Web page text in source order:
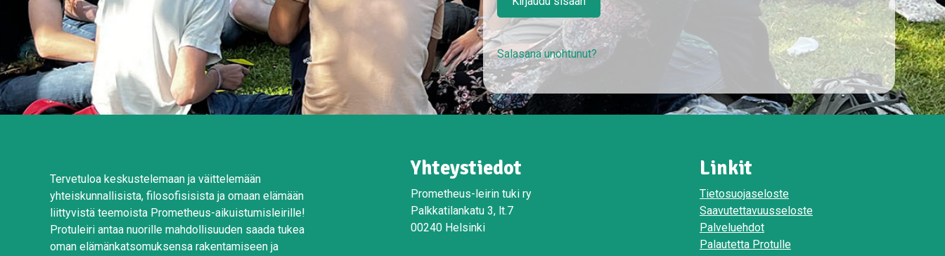
Salasana unohtunut?
Tervetuloa keskustelemaan ja väittelemään
yhteiskunnallisista, filosofisisista ja omaan elämään
liittyvistä teemoista Prometheus-aikuistumisleirille!
Protuleiri antaa nuorille mahdollisuuden saada tukea
oman elämänkatsomuksensa rakentamiseen ja
Yhteystiedot
Prometheus-leirin tuki ry
Palkkatilankatu 3, lt.7
00240 Helsinki
Linkit
Tietosuojaseloste
Saavutettavuusseloste
Palveluehdot
Palautetta Protulle